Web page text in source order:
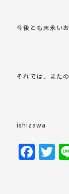
今後とも末永い
それでは、また
ishizawa